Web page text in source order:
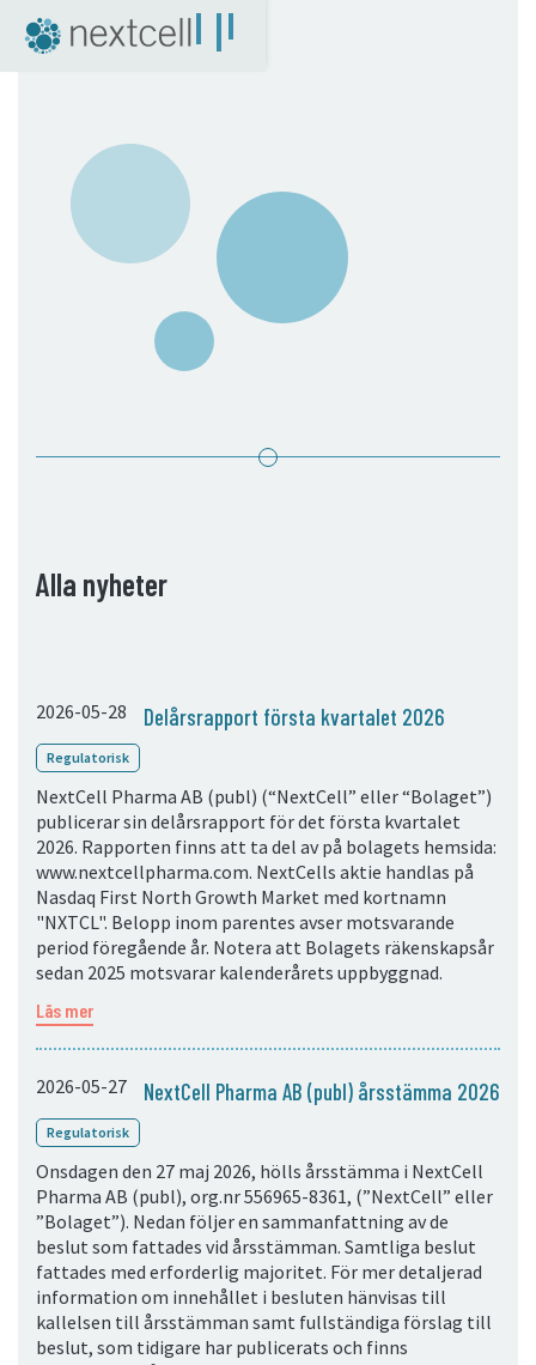
NextCell som investering
Finansiell kalender
Certified Adviser
Aktien
Pressmeddelanden
Företagspresentationer
Kontaktinformation
Alla nyheter
2026-05-28 Delårsrapport första kvartalet 2026
Regulatorisk
NextCell Pharma AB (publ) (“NextCell” eller “Bolaget”)
publicerar sin delårsrapport för det första kvartalet
2026. Rapporten finns att ta del av på bolagets hemsida:
www.nextcellpharma.com. NextCells aktie handlas på
Nasdaq First North Growth Market med kortnamn
"NXTCL". Belopp inom parentes avser motsvarande
period föregående år. Notera att Bolagets räkenskapsår
sedan 2025 motsvarar kalenderårets uppbyggnad.
Läs mer
2026-05-27 NextCell Pharma AB (publ) årsstämma 2026
Regulatorisk
Onsdagen den 27 maj 2026, hölls årsstämma i NextCell
Pharma AB (publ), org.nr 556965-8361, (”NextCell” eller
”Bolaget”). Nedan följer en sammanfattning av de
beslut som fattades vid årsstämman. Samtliga beslut
fattades med erforderlig majoritet. För mer detaljerad
information om innehållet i besluten hänvisas till
kallelsen till årsstämman samt fullständiga förslag till
beslut, som tidigare har publicerats och finns